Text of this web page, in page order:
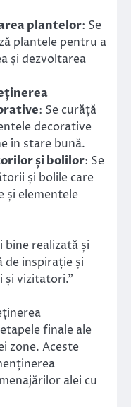
plantelor: Se
plantele pentru a
și dezvoltarea
: Se curăță
decorative
în stare bună.
și bolilor: Se
și bolile care
și elementele
bine realizată și
inspirație și
vizitatori.”
finale ale
zone. Aceste
alei cu